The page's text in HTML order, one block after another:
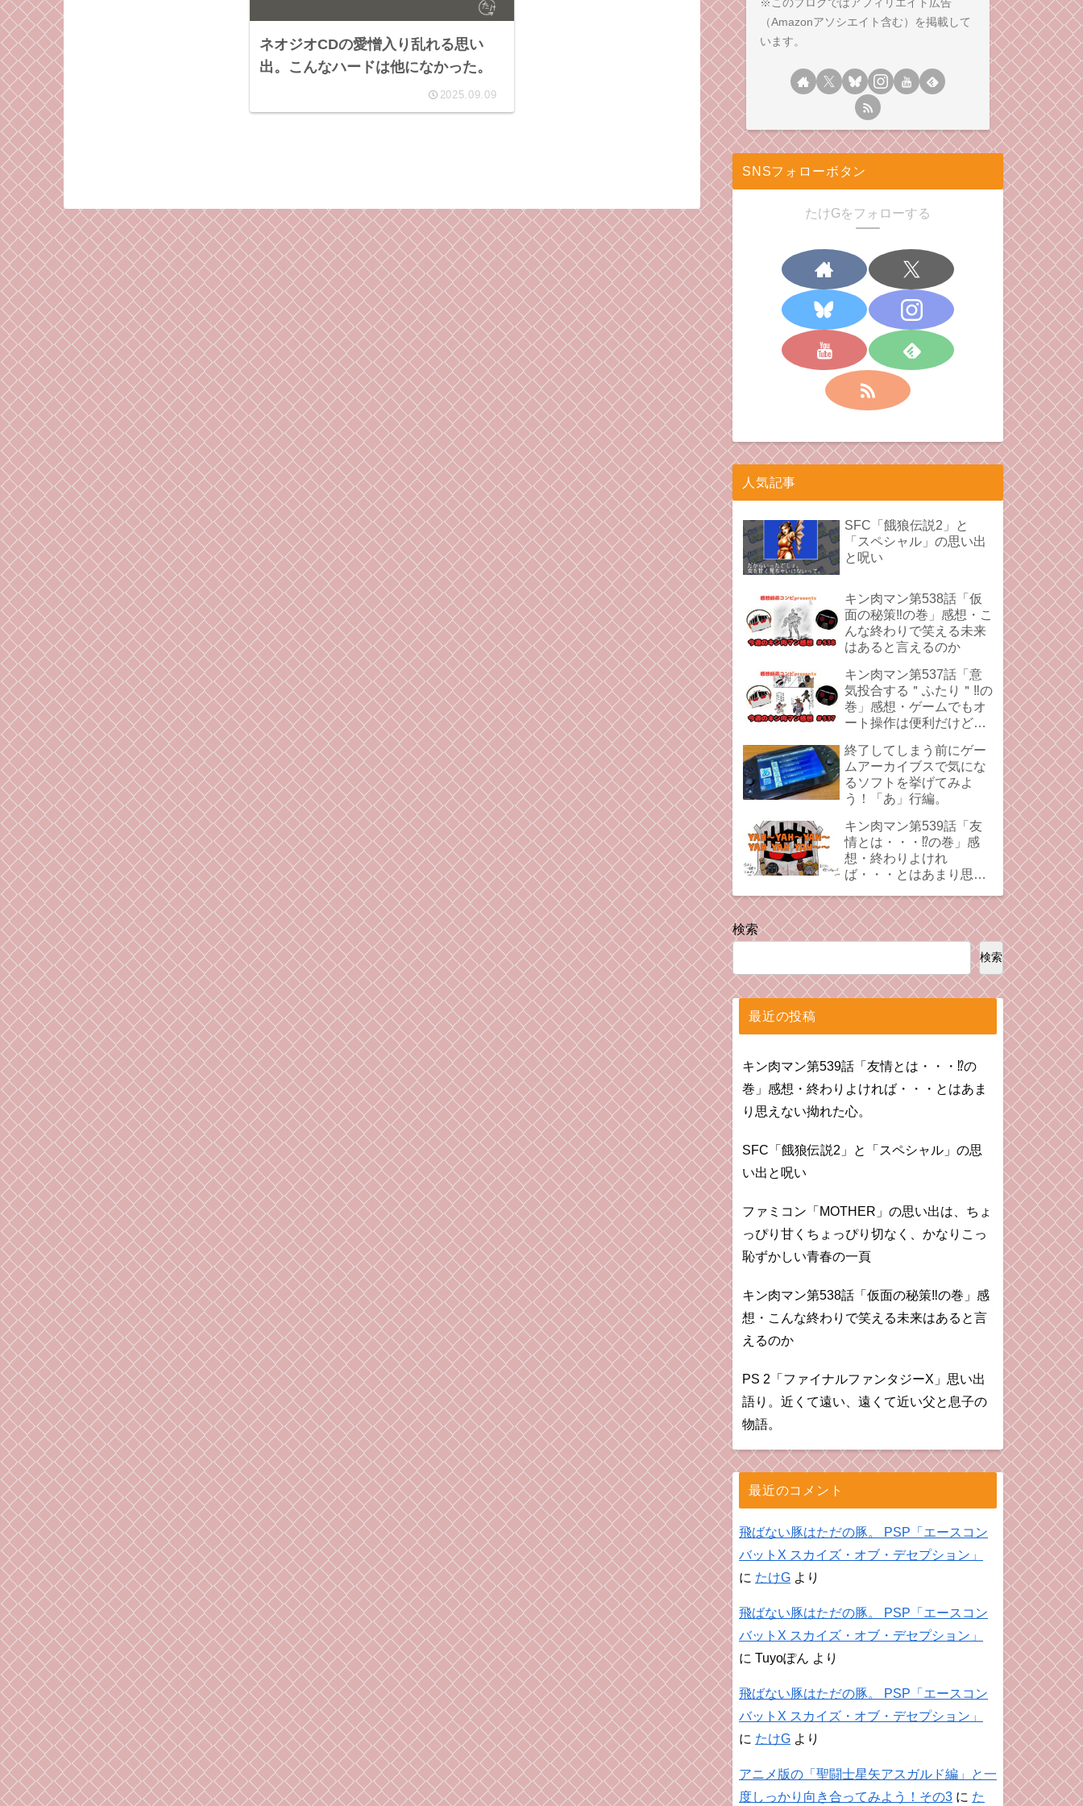
ネオジオCDの愛憎入り乱れる思い
出。こんなハードは他になかった。
2025.09.09
※このブログではアフィリエイト広告
（Amazonアソシエイト含む）を掲載して
います。
SNSフォローボタン
たけGをフォローする
人気記事
SFC「餓狼伝説2」と
「スペシャル」の思い出
と呪い
キン肉マン第538話「仮
面の秘策‼︎の巻」感想・こ
んな終わりで笑える未来
はあると言えるのか
キン肉マン第537話「意
気投合する＂ふたり＂‼︎の
巻」感想・ゲームでもオ
ート操作は便利だけど、
ことあるよね。
終了してしまう前にゲー
ムアーカイブスで気にな
るソフトを挙げてみよ
う！「あ」行編。
キン肉マン第539話「友
情とは・・・⁉︎の巻」感
想・終わりよけれ
ば・・・とはあまり思え
検索
検索
最近の投稿
キン肉マン第539話「友情とは・・・⁉︎の
巻」感想・終わりよければ・・・とはあま
り思えない拗れた心。
SFC「餓狼伝説2」と「スペシャル」の思
い出と呪い
ファミコン「MOTHER」の思い出は、ちょ
っぴり甘くちょっぴり切なく、かなりこっ
恥ずかしい青春の一頁
キン肉マン第538話「仮面の秘策‼︎の巻」感
想・こんな終わりで笑える未来はあると言
えるのか
PS 2「ファイナルファンタジーX」思い出
語り。近くて遠い、遠くて近い父と息子の
物語。
最近のコメント
飛ばない豚はただの豚。 PSP「エースコン
バットX スカイズ・オブ・デセプション」
に たけG より
飛ばない豚はただの豚。 PSP「エースコン
バットX スカイズ・オブ・デセプション」
に Tuyoぽん より
飛ばない豚はただの豚。 PSP「エースコン
バットX スカイズ・オブ・デセプション」
に たけG より
アニメ版の「聖闘士星矢アスガルド編」と一
度しっかり向き合ってみよう！その3 に た